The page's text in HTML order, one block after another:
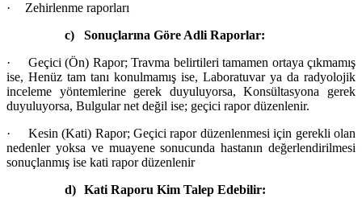
·
Zehirlenme raporları
c)
Sonuçlarına Göre Adli Raporlar:
·
Geçici (Ön) Rapor; Travma belirtileri tamamen ortaya çıkmamış
ise, Henüz tam tanı konulmamış ise, Laboratuvar ya da radyolojik
inceleme yöntemlerine gerek duyuluyorsa, Konsültasyona gerek
duyuluyorsa, Bulgular net değil ise; geçici rapor düzenlenir.
·
Kesin (Kati) Rapor; Geçici rapor düzenlenmesi için gerekli olan
nedenler yoksa ve muayene sonucunda hastanın değerlendirilmesi
sonuçlanmış ise kati rapor düzenlenir
d) Kati Raporu Kim Talep Edebilir: